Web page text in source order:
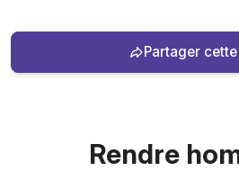
Partager
Rendre